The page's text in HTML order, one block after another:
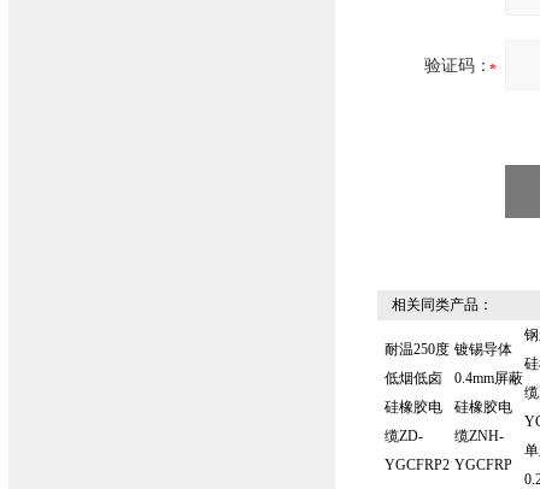
验证码：
相关同类产品：
耐温250度
低烟低卤
硅橡胶电
缆ZD-
YGCFRP2
镀锡导体
0.4mm屏蔽
硅橡胶电
缆ZNH-
YGCFRP